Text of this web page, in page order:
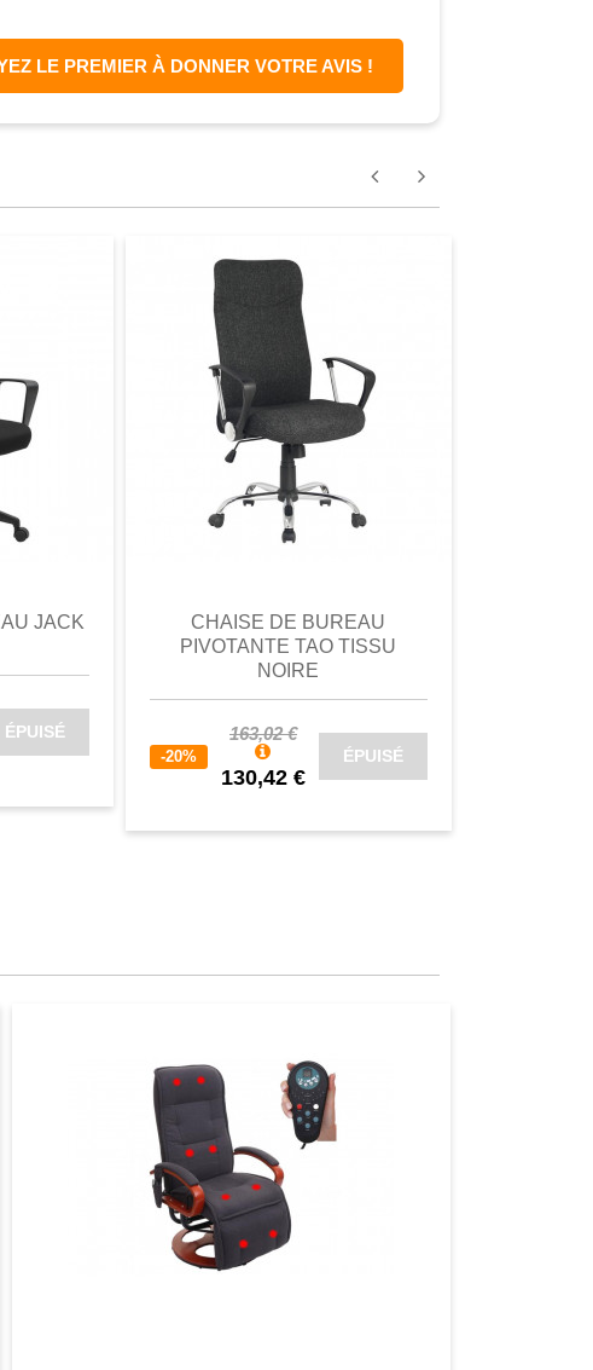
LE PREMIER À DONNER VOTRE AVIS !
JACK
ÉPUISÉ
CHAISE DE BUREAU
PIVOTANTE TAO TISSU
NOIRE
-20%
163,02 €
130,42 €
ÉPUISÉ
Favori